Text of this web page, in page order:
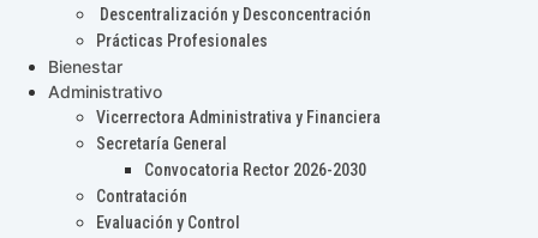
Descentralización y Desconcentración
Prácticas Profesionales
Bienestar
Administrativo
Vicerrectora Administrativa y Financiera
Secretaría General
Convocatoria Rector 2026-2030
Contratación
Evaluación y Control